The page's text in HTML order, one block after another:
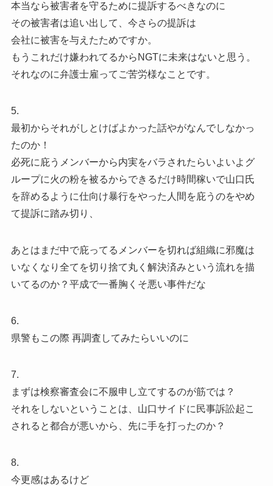
本当なら被害者を守るために提訴するべきなのに
その被害者は追い出して、今さらの提訴は
会社に被害を与えたためですか。
もうこれだけ嫌われてるからNGTに未来はないと思う。
それなのに弁護士雇ってご苦労様なことです。
5.
最初からそれがしとけばよかった話やがなんでしなかっ
たのか！
必死に庇うメンバーから内実をバラされたらいよいよグ
ループに火の粉を被るからできるだけ時間稼いで山口氏
を辞めるように仕向け暴行をやった人間を庇うのをやめ
て提訴に踏み切り、
あとはまだ中で庇ってるメンバーを切れば組織に邪魔は
いなくなり全てを切り捨て丸く解決済みという流れを描
いてるのか？平成で一番胸くそ悪い事件だな
6.
県警もこの際 再調査してみたらいいのに
7.
まずは検察審査会に不服申し立てするのが筋では？
それをしないということは、山口サイドに民事訴訟起こ
されると都合が悪いから、先に手を打ったのか？
8.
今更感はあるけど